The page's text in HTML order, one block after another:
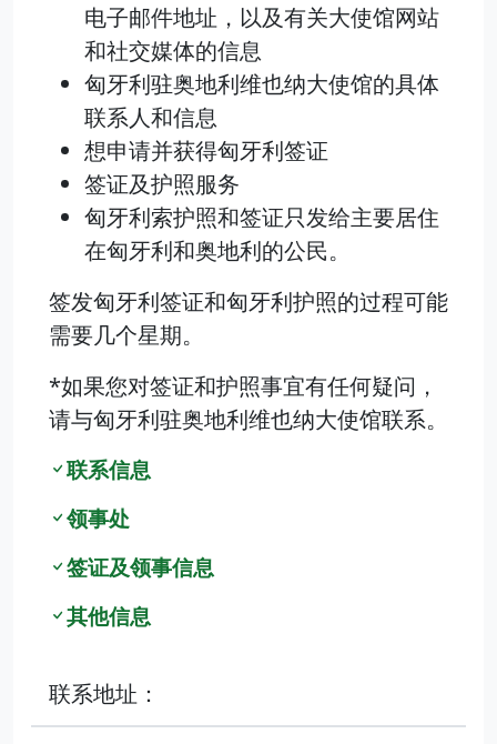
电子邮件地址，以及有关大使馆网站
和社交媒体的信息
匈牙利驻奥地利维也纳大使馆的具体
联系人和信息
想申请并获得匈牙利签证
签证及护照服务
匈牙利索护照和签证只发给主要居住
在匈牙利和奥地利的公民。
签发匈牙利签证和匈牙利护照的过程可能
需要几个星期。
*如果您对签证和护照事宜有任何疑问，
请与匈牙利驻奥地利维也纳大使馆联系。
联系信息
领事处
签证及领事信息
其他信息
联系地址：